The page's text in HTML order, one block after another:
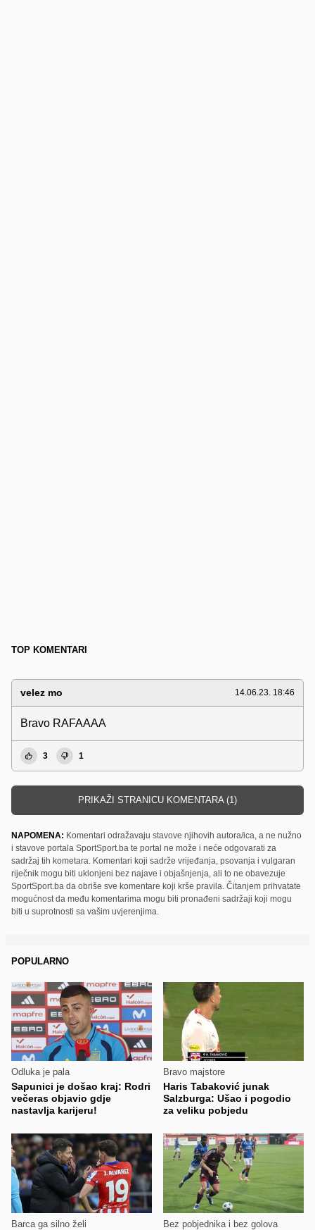
TOP KOMENTARI
velez mo 14.06.23. 18:46
Bravo RAFAAAA
3 1
PRIKAŽI STRANICU KOMENTARA (1)
NAPOMENA: Komentari odražavaju stavove njihovih autora/ica, a ne nužno
i stavove portala SportSport.ba te portal ne može i neće odgovarati za
sadržaj tih kometara. Komentari koji sadrže vrijeđanja, psovanja i vulgaran
riječnik mogu biti uklonjeni bez najave i objašnjenja, ali to ne obavezuje
SportSport.ba da obriše sve komentare koji krše pravila. Čitanjem prihvatate
mogućnost da među komentarima mogu biti pronađeni sadržaji koji mogu
biti u suprotnosti sa vašim uvjerenjima.
POPULARNO
Odluka je pala
Sapunici je došao kraj: Rodri
večeras objavio gdje
nastavlja karijeru!
Bravo majstore
Haris Tabaković junak
Salzburga: Ušao i pogodio
za veliku pobjedu
Barca ga silno želi Bez pobjednika i bez golova